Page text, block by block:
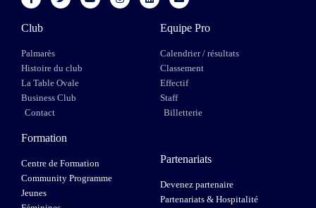
Club
Palmarès
Histoire du club
La Table Ovale
Business Club
Contact
Equipe Pro
Calendrier / résultats
Classement
Effectif
Staff
Billetterie
Formation
Centre de Formation
Community Programme
Jeunes
Partenariats
Devenez partenaire
Partenariats & Hospitalité